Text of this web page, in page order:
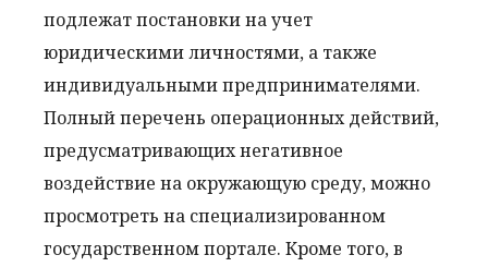
подлежат постановки на учет
юридическими личностями, а также
индивидуальными предпринимателями.
Полный перечень операционных действий,
предусматривающих негативное
воздействие на окружающую среду, можно
просмотреть на специализированном
государственном портале. Кроме того, в